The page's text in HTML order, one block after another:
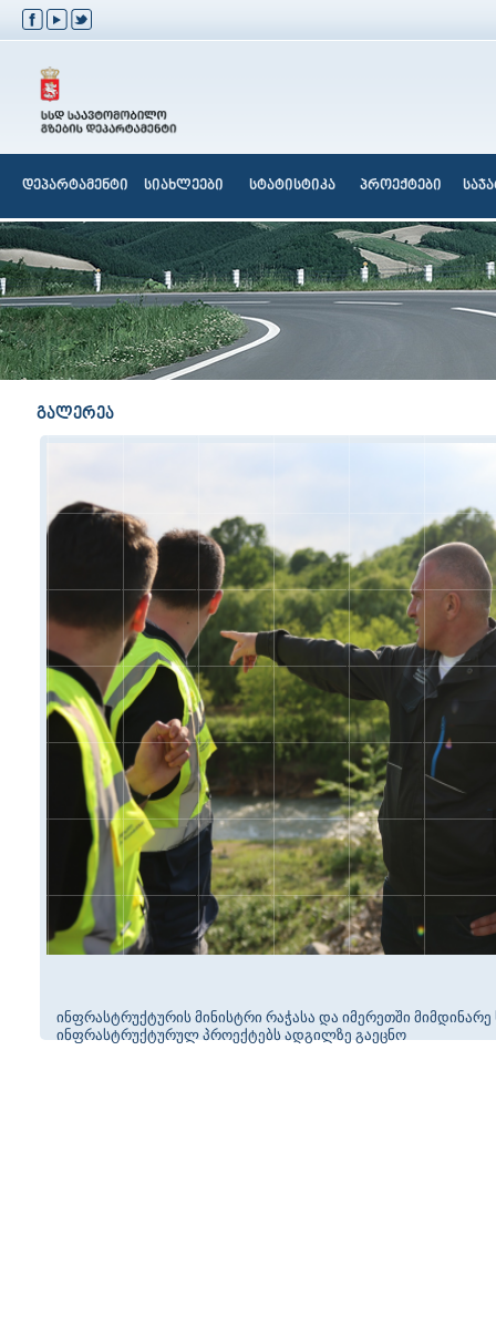
დეპარტამენტი სიახლეები სტატისტიკა პროექტები
გალერეა
ინფრასტრუქტურის მინისტრი რაჭასა და იმერეთში მიმდინარე
ინფრასტრუქტურულ პროექტებს ადგილზე გაეცნო